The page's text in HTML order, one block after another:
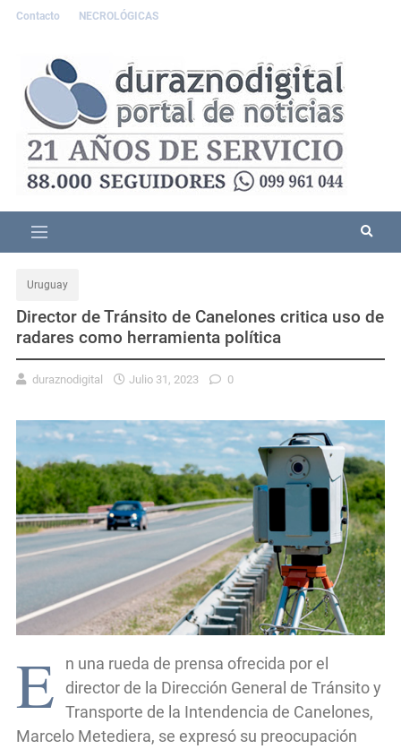
Contacto NECROLÓGICAS
Uruguay
Director de Tránsito de Canelones critica uso de
radares como herramienta política
duraznodigital Julio 31, 2023 0
E
n una rueda de prensa ofrecida por el
director de la Dirección General de Tránsito y
Transporte de la Intendencia de Canelones,
Marcelo Metediera, se expresó su preocupación